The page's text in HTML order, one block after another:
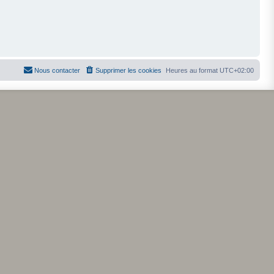
Heures au format UTC+02:00
Supprimer les cookies
Nous contacter